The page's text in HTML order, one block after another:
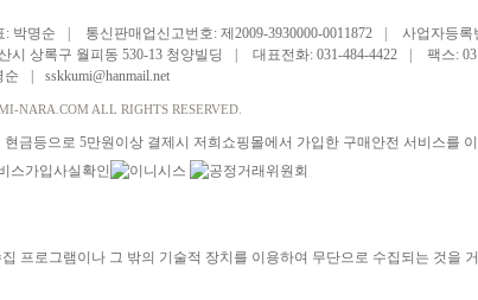
: 박명순 통신판매업신고번호: 제2009-3930000-0011872
사업자등록
시 상록구 월피동 530-13 청양빌딩
대표전화: 031-484-4422
팩스:
순
sskkumi@hanmail.net
NARA.COM ALL RIGHTS RESERVED.
금등으로 5만원이상 결제시 저희쇼핑몰에서 가입한 구매안전 서비스를
프로그램이나 그 밖의 기술적 장치를 이용하여 무단으로 수집되는 것을